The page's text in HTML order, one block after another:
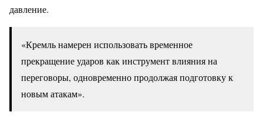
давление.
«Кремль намерен использовать временное
прекращение ударов как инструмент влияния на
переговоры, одновременно продолжая подготовку к
новым атакам».